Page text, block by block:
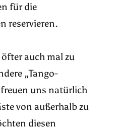
für die
reservieren.
auch mal zu
„Tango-
uns natürlich
von außerhalb zu
diesen